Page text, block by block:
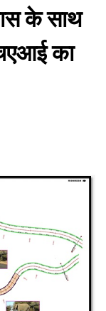
के साथ
का